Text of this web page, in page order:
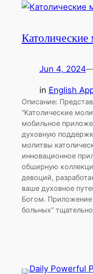
Jun 4, 2024
in English
Описание:
“Католические
мобильное
духовную
молитвы
инновационное
обширную
девоций,
ваше духовное
Богом. Приложение
больных”